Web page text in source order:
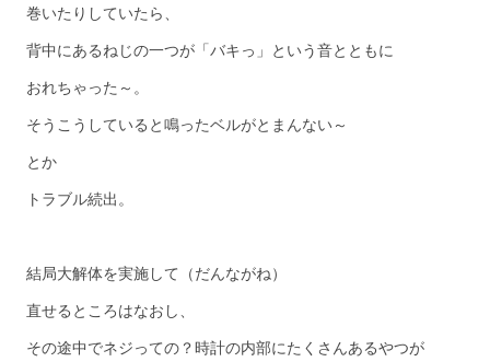
巻いたりしていたら、
背中にあるねじの一つが「バキっ」という音とともに
おれちゃった～。
そうこうしていると鳴ったベルがとまんない～
とか
トラブル続出。
結局大解体を実施して（だんながね）
直せるところはなおし、
その途中でネジっての？時計の内部にたくさんあるやつが